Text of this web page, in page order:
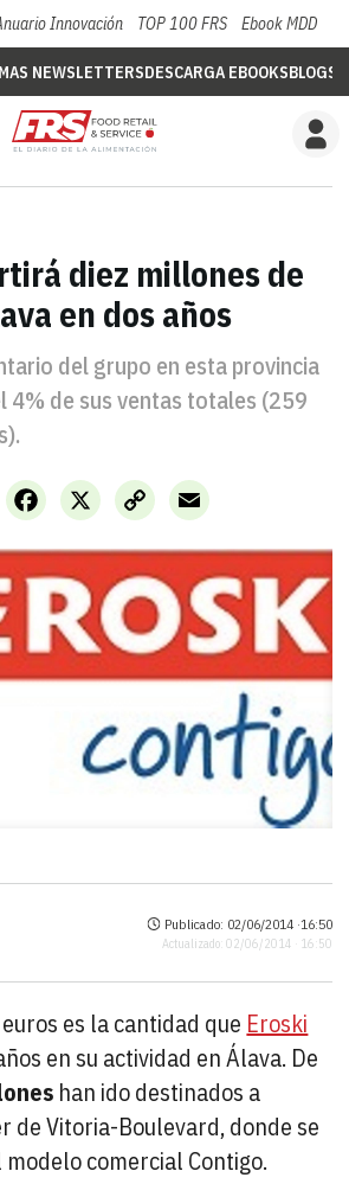
Innovación TOP 100 FRS Ebook MDD
NEWSLETTERSDESCARGA EBOOKSBLOGS
diez millones de
en dos años
del grupo en esta provincia
4% de sus ventas totales (259
X
Facebook
Copy
Link
Email
Publicado: 02/06/2014 ·16:50
Actualizado: 02/06/2014 · 16:50
es la cantidad que Eroski
en su actividad en Álava. De
han ido destinados a
de Vitoria-Boulevard, donde se
comercial Contigo.